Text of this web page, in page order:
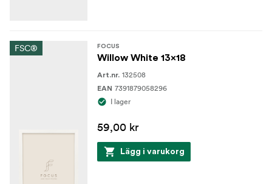
FSC® FOCUS
Willow White 13x18
Art.nr. 132508
EAN 7391879058296
I lager
59,00 kr
Lägg i varukorg